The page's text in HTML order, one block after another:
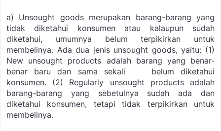
a) Unsought goodsmerupakan barang-barang yang
tidak diketahui konsumen atau kalaupun sudah
diketahui, umumnya belum terpikirkan untuk
membelinya. Ada dua jenis unsought goods, yaitu: (1)
New unsought products adalah barang yang benar-
benar baru dan sama sekali belum diketahui
konsumen.
(2) Regularly unsought products adalah
barang-barang yang sebetulnya sudah ada dan
diketahui konsumen, tetapi tidak terpikirkan untuk
membelinya.